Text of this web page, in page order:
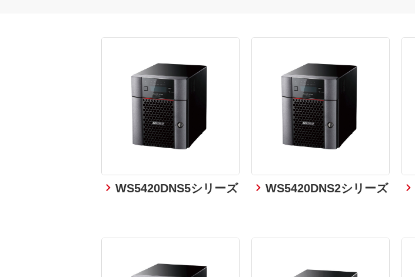
WS5420DNS5シリーズ WS5420DNS2シリーズ